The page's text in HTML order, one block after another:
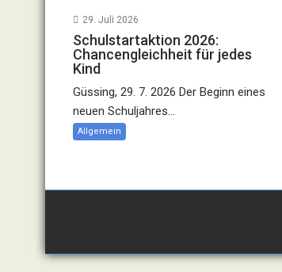
29. Juli 2026
Schulstartaktion 2026:
Chancengleichheit für jedes
Kind
Güssing, 29. 7. 2026 Der Beginn eines
neuen Schuljahres...
Allgemein